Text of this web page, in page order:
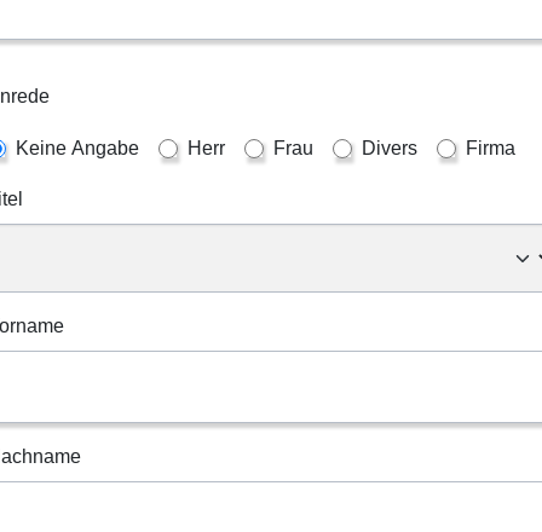
Keine Angabe Herr Frau Divers Firma